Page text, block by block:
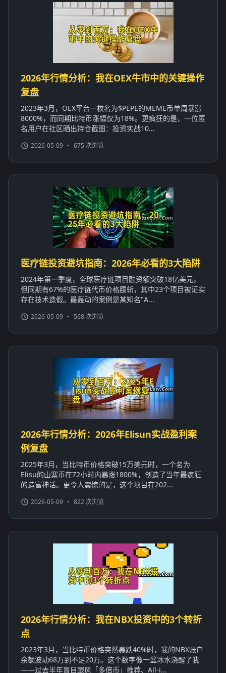
2026年行情分析：我在OEX牛市中的关键操作
复盘
2023年3月，OEX平台一枚名为$PEPE的MEME币单周暴涨
8000%，而同期比特币涨幅仅为18%。更疯狂的是，一位匿
名用户在社区晒出持仓截图：投资实战10...
2026-05-09 • 675 次浏览
医疗链投资避坑指南：2026年必看的3大陷阱
2024年第一季度，全球医疗链项目融资额突破18亿美元，
但同期有67%的医疗链代币价格腰斩，其中23个项目被证实
存在技术造假。最轰动的案例是某知名"A...
2026-05-09 • 568 次浏览
2026年行情分析：2026年Elisun实战盈利案
例复盘
2025年3月，当比特币价格突破15万美元时，一个名为
Elisu的山寨币在72小时内暴涨1800%，创造了当年最疯狂
的造富神话。更令人震惊的是，这个项目在202...
2026-05-09 • 822 次浏览
2026年行情分析：我在NBX投资中的3个转折
点
2023年3月，当比特币价格突然暴跌40%时，我的NBX账户
余额波动68万到不足20万。这个数字像一盆冰水浇醒了我
——过去半年盲目跟风「多倍币」推荐、All-i...